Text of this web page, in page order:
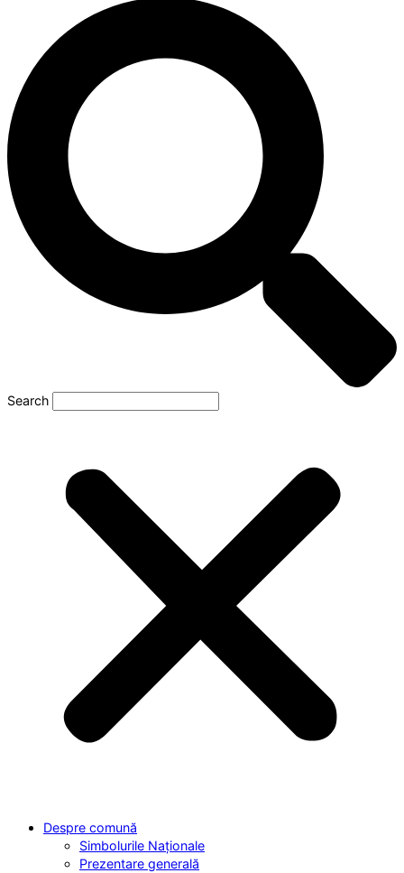
Search
Despre comună
Simbolurile Naționale
Prezentare generală